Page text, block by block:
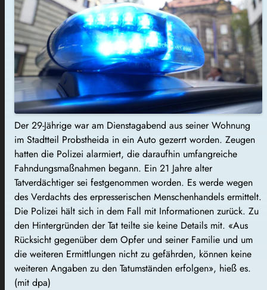
Der 29-Jährige war am Dienstagabend aus seiner Wohnung
im Stadtteil Probstheida in ein Auto gezerrt worden. Zeugen
hatten die Polizei alarmiert, die daraufhin umfangreiche
Fahndungsmaßnahmen begann. Ein 21 Jahre alter
Tatverdächtiger sei festgenommen worden. Es werde wegen
des Verdachts des erpresserischen Menschenhandels ermittelt.
Die Polizei hält sich in dem Fall mit Informationen zurück. Zu
den Hintergründen der Tat teilte sie keine Details mit. «Aus
Rücksicht gegenüber dem Opfer und seiner Familie und um
die weiteren Ermittlungen nicht zu gefährden, können keine
weiteren Angaben zu den Tatumständen erfolgen», hieß es.
(mit dpa)